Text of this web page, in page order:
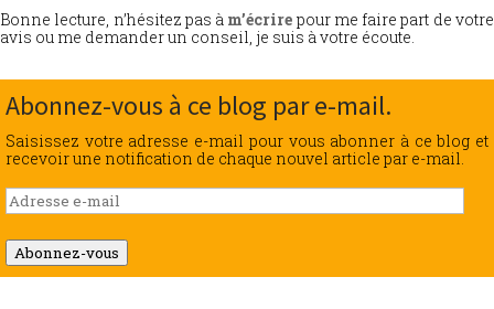
Bonne lecture, n’hésitez pas à m’écrire pour me faire part de votre
avis ou me demander un conseil, je suis à votre écoute.
Abonnez-vous à ce blog par e-mail.
Saisissez votre adresse e-mail pour vous abonner à ce blog et
recevoir une notification de chaque nouvel article par e-mail.
Adresse
e-
mail
Abonnez-vous